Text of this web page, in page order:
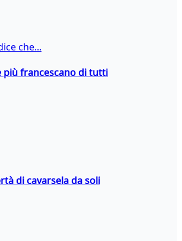
che...
più francescano di tutti
di cavarsela da soli